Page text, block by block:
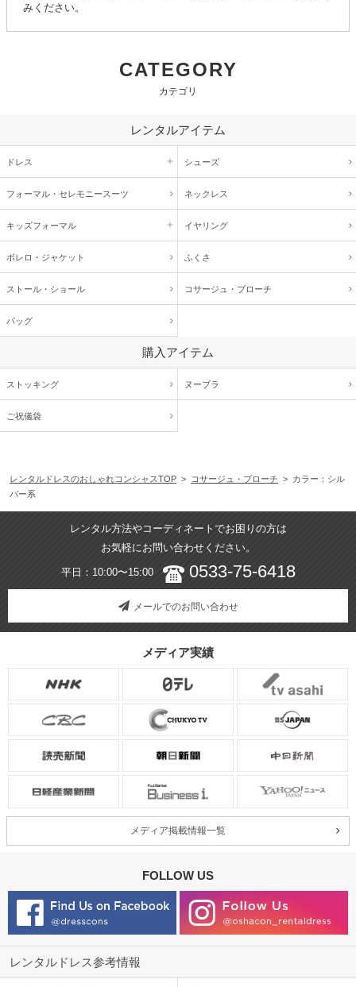
みください。
CATEGORY
カテゴリ
レンタルアイテム
ドレス シューズ
フォーマル・ セレモニースーツ ネックレス
キッズフォーマル イヤリング
ボレロ・ジャケット ふくさ
ストール・ショール コサージュ・ ブローチ
バッグ
購入アイテム
ストッキング ヌーブラ
ご祝儀袋
レンタルドレスのおしゃれコンシャスTOP > コサージュ・ブローチ > カラー：シル
バー系
レンタル方法やコーディネートでお困りの方は
お気軽にお問い合わせください。
平日：10:00〜15:00 0533-75-6418
メールでのお問い合わせ
メディア実績
メディア掲載情報一覧
FOLLOW US
レンタルドレス参考情報